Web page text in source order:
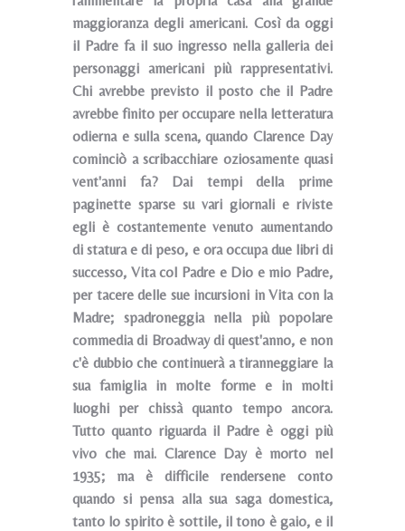
maggioranza degli americani. Così da oggi
il Padre fa il suo ingresso nella galleria dei
personaggi americani più rappresentativi.
Chi avrebbe previsto il posto che il Padre
avrebbe finito per occupare nella letteratura
odierna e sulla scena, quando Clarence Day
cominciò a scribacchiare oziosamente quasi
vent'anni fa? Dai tempi della prime
paginette sparse su vari giornali e riviste
egli è costantemente venuto aumentando
di statura e di peso, e ora occupa due libri di
successo, Vita col Padre e Dio e mio Padre,
per tacere delle sue incursioni in Vita con la
Madre; spadroneggia nella più popolare
commedia di Broadway di quest'anno, e non
c'è dubbio che continuerà a tiranneggiare la
sua famiglia in molte forme e in molti
luoghi per chissà quanto tempo ancora.
Tutto quanto riguarda il Padre è oggi più
vivo che mai. Clarence Day è morto nel
1935; ma è difficile rendersene conto
quando si pensa alla sua saga domestica,
tanto lo spirito è sottile, il tono è gaio, e il